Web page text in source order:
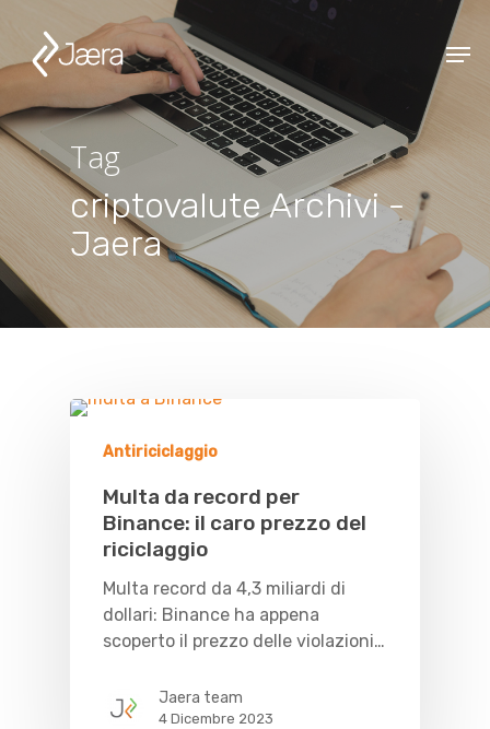
Tag
criptovalute Archivi -
Jaera
Antiriciclaggio
Multa da record per
Binance: il caro prezzo del
riciclaggio
Multa record da 4,3 miliardi di
dollari: Binance ha appena
scoperto il prezzo delle violazioni…
Jaera team
4 Dicembre 2023